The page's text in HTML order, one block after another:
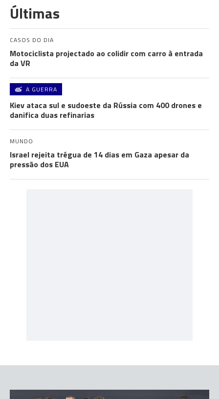
Últimas
CASOS DO DIA
Motociclista projectado ao colidir com carro à entrada
da VR
A GUERRA
Kiev ataca sul e sudoeste da Rússia com 400 drones e
danifica duas refinarias
MUNDO
Israel rejeita trégua de 14 dias em Gaza apesar da
pressão dos EUA